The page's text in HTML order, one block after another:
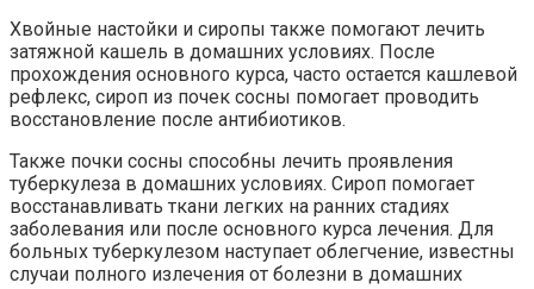
Хвойные настойки и сиропы также помогают лечить
затяжной кашель в домашних условиях. После
прохождения основного курса, часто остается кашлевой
рефлекс, сироп из почек сосны помогает проводить
восстановление после антибиотиков.
Также почки сосны способны лечить проявления
туберкулеза в домашних условиях. Сироп помогает
восстанавливать ткани легких на ранних стадиях
заболевания или после основного курса лечения. Для
больных туберкулезом наступает облегчение, известны
случаи полного излечения от болезни в домашних